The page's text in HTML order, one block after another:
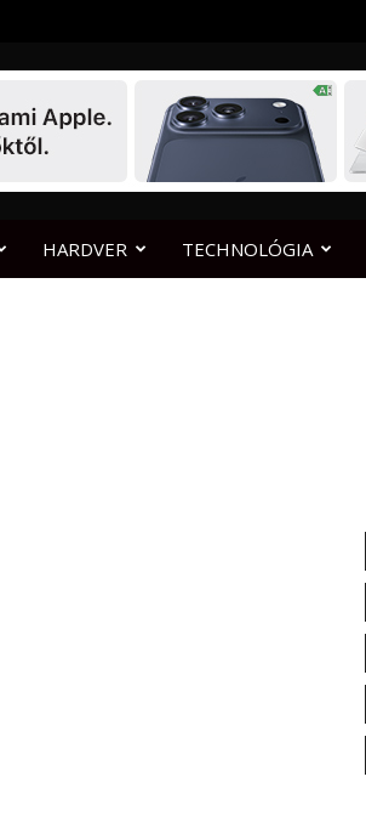
HARDVER TECHNOLÓGIA